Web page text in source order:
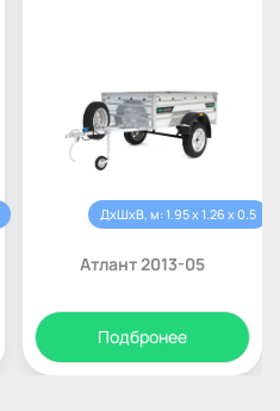
ДхШхВ, м: 1.95 x 1.26 x 0.5
Атлант 2013-05
Подбронее